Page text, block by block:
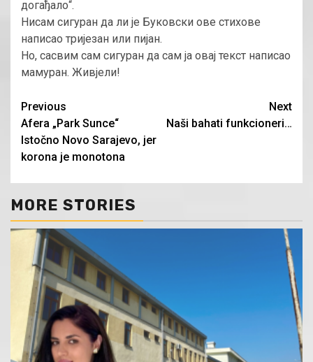
догађало“.
Нисам сигуран да ли је Буковски ове стихове
написао тријезан или пијан.
Но, сасвим сам сигуран да сам ја овај текст написао
мамуран. Живјели!
Continue
Reading
Previous
Afera „Park Sunce“
Istočno Novo Sarajevo, jer
korona je monotona
Next
Naši bahati funkcioneri…
MORE STORIES